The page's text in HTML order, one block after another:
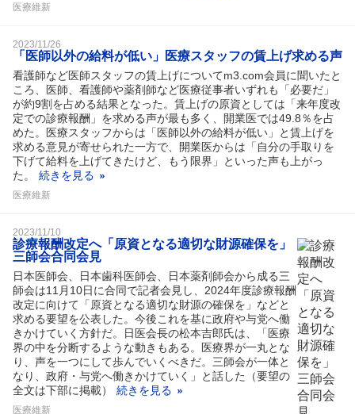
医療維新
2023/11/26
「医師以外の給料が低い」医療スタッフの賃上げ求める声
看護師など医師スタッフの賃上げについてm3.com会員に聞いたと
ころ、医師、看護師や薬剤師など医療従事者いずれも「必要だ」
が約9割を占める結果となった。賃上げの原資としては「来年度改
定での診療報酬」を求める声が最も多く、開業医では49.8％を占
めた。医療スタッフからは「医師以外の給料が低い」と賃上げを
求める意見が寄せられた一方で、開業医からは「自分の手取りを
下げて給料を上げてきたけど、もう限界」といった声も上がっ
た。
続きを見る
医療維新
2023/11/10
診療報酬改定へ「原資となる適切な財源確保を」
三師会合同会見
日本医師会、日本歯科医師会、日本薬剤師会から成る三
師会は11月10日に合同で記者会見し、2024年度診療報酬
改定に向けて「原資となる適切な財源の確保を」などと
求める要望を公表した。今後これを基に政府や与党へ働
きかけていく方針だ。日医会長の松本吉郎氏は、「医療
界の中を分断するような動きもある。医療界が一丸とな
り、声を一つにして歩んでいくべきだ。三師会が一体と
なり、政府・与党へ働きかけていく」と話した（要望の
全文は下部に掲載）
続きを見る
医療維新